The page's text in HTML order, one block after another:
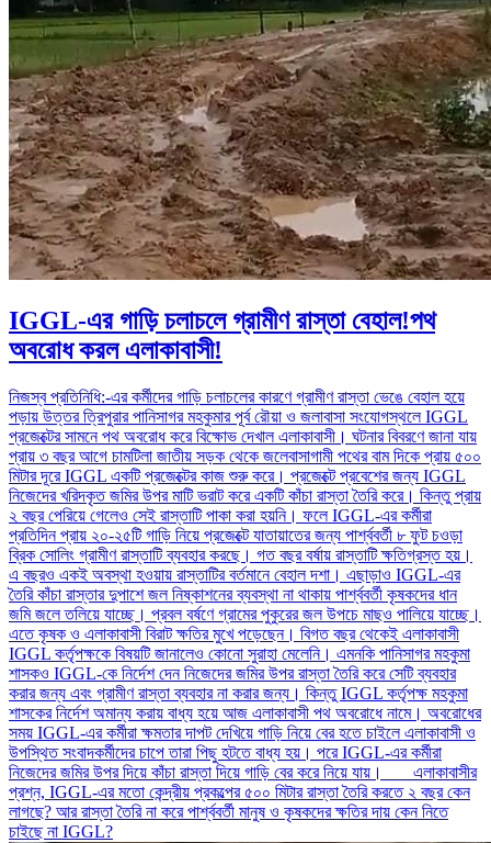
IGGL-এর গাড়ি চলাচলে গ্রামীণ রাস্তা বেহাল!পথ
অবরোধ করল এলাকাবাসী!
নিজস্ব প্রতিনিধি:-এর কর্মীদের গাড়ি চলাচলের কারণে গ্রামীণ রাস্তা ভেঙে বেহাল হয়ে
পড়ায় উত্তর ত্রিপুরার পানিসাগর মহকুমার পূর্ব রৌয়া ও জলাবাসা সংযোগস্থলে IGGL
প্রজেক্টের সামনে পথ অবরোধ করে বিক্ষোভ দেখাল এলাকাবাসী। ঘটনার বিবরণে জানা যায়
প্রায় ৩ বছর আগে চামটিলা জাতীয় সড়ক থেকে জলেবাসাগামী পথের বাম দিকে প্রায় ৫০০
মিটার দূরে IGGL একটি প্রজেক্টের কাজ শুরু করে। প্রজেক্টে প্রবেশের জন্য IGGL
নিজেদের খরিদকৃত জমির উপর মাটি ভরাট করে একটি কাঁচা রাস্তা তৈরি করে। কিন্তু প্রায়
২ বছর পেরিয়ে গেলেও সেই রাস্তাটি পাকা করা হয়নি। ফলে IGGL-এর কর্মীরা
প্রতিদিন প্রায় ২০-২৫টি গাড়ি নিয়ে প্রজেক্টে যাতায়াতের জন্য পার্শ্ববর্তী ৮ ফুট চওড়া
ব্রিক সোলিং গ্রামীণ রাস্তাটি ব্যবহার করছে। গত বছর বর্ষায় রাস্তাটি ক্ষতিগ্রস্ত হয়।
এ বছরও একই অবস্থা হওয়ায় রাস্তাটির বর্তমানে বেহাল দশা। এছাড়াও IGGL-এর
তৈরি কাঁচা রাস্তার দুপাশে জল নিষ্কাশনের ব্যবস্থা না থাকায় পার্শ্ববর্তী কৃষকদের ধান
জমি জলে তলিয়ে যাচ্ছে। প্রবল বর্ষণে গ্রামের পুকুরের জল উপচে মাছও পালিয়ে যাচ্ছে।
এতে কৃষক ও এলাকাবাসী বিরাট ক্ষতির মুখে পড়েছেন। বিগত বছর থেকেই এলাকাবাসী
IGGL কর্তৃপক্ষকে বিষয়টি জানালেও কোনো সুরাহা মেলেনি। এমনকি পানিসাগর মহকুমা
শাসকও IGGL-কে নির্দেশ দেন নিজেদের জমির উপর রাস্তা তৈরি করে সেটি ব্যবহার
করার জন্য এবং গ্রামীণ রাস্তা ব্যবহার না করার জন্য। কিন্তু IGGL কর্তৃপক্ষ মহকুমা
শাসকের নির্দেশ অমান্য করায় বাধ্য হয়ে আজ এলাকাবাসী পথ অবরোধে নামে। অবরোধের
সময় IGGL-এর কর্মীরা ক্ষমতার দাপট দেখিয়ে গাড়ি নিয়ে বের হতে চাইলে এলাকাবাসী ও
উপস্থিত সংবাদকর্মীদের চাপে তারা পিছু হটতে বাধ্য হয়। পরে IGGL-এর কর্মীরা
নিজেদের জমির উপর দিয়ে কাঁচা রাস্তা দিয়ে গাড়ি বের করে নিয়ে যায়। এলাকাবাসীর
প্রশ্ন, IGGL-এর মতো কেন্দ্রীয় প্রকল্পের ৫০০ মিটার রাস্তা তৈরি করতে ২ বছর কেন
লাগছে? আর রাস্তা তৈরি না করে পার্শ্ববর্তী মানুষ ও কৃষকদের ক্ষতির দায় কেন নিতে
চাইছে না IGGL?